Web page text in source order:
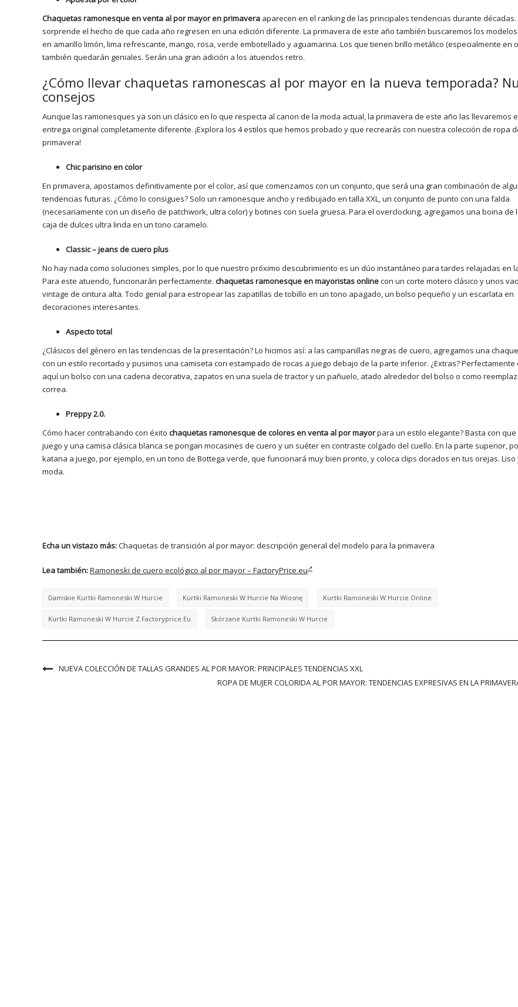
Chaquetas ramonesque en venta al por mayor en primavera aparecen en el ranking de las principales tendencias durante décadas.
sorprende el hecho de que cada año regresen en una edición diferente. La primavera de este año también buscaremos los
en amarillo limón, lima refrescante, mango, rosa, verde embotellado y aguamarina. Los que tienen brillo metálico (especialmente en
también quedarán geniales. Serán una gran adición a los atuendos retro.
¿Cómo llevar chaquetas ramonescas al por mayor en la nueva temporada?
consejos
Aunque las ramonesques ya son un clásico en lo que respecta al canon de la moda actual, la primavera de este año las llevaremos
entrega original completamente diferente. ¡Explora los 4 estilos que hemos probado y que recrearás con nuestra colección de ropa
primavera!
Chic parisino en color
En primavera, apostamos definitivamente por el color, así que comenzamos con un conjunto, que será una gran combinación de
tendencias futuras. ¿Cómo lo consigues? Solo un ramonesque ancho y redibujado en talla XXL, un conjunto de punto con una falda
(necesariamente con un diseño de patchwork, ultra color) y botines con suela gruesa. Para el overclocking, agregamos una boina de
caja de dulces ultra linda en un tono caramelo.
Classic – jeans de cuero plus
No hay nada como soluciones simples, por lo que nuestro próximo descubrimiento es un dúo instantáneo para tardes relajadas en
Para este atuendo, funcionarán perfectamente. chaquetas ramonesque en mayoristas onlinecon un corte motero clásico y unos
vintage de cintura alta. Todo genial para estropear las zapatillas de tobillo en un tono apagado, un bolso pequeño y un escarlata en
decoraciones interesantes.
Aspecto total
¿Clásicos del género en las tendencias de la presentación? Lo hicimos así: a las campanillas negras de cuero, agregamos una
con un estilo recortado y pusimos una camiseta con estampado de rocas a juego debajo de la parte inferior. ¿Extras? Perfectamente
aquí un bolso con una cadena decorativa, zapatos en una suela de tractor y un pañuelo, atado alrededor del bolso o como
correa.
Preppy 2.0.
Cómo hacer contrabando con éxito chaquetas ramonesque de colores en venta al por mayorpara un estilo elegante? Basta con
juego y una camisa clásica blanca se pongan mocasines de cuero y un suéter en contraste colgado del cuello. En la parte superior,
katana a juego, por ejemplo, en un tono de Bottega verde, que funcionará muy bien pronto, y coloca clips dorados en tus orejas. Liso
moda.
Echa un vistazo más:Chaquetas de transición al por mayor: descripción general del modelo para la primavera
Lea también:Ramoneski de cuero ecológico al por mayor – FactoryPrice.eu
Damskie Kurtki Ramoneski W Hurcie Kurtki Ramoneski W Hurcie Na Wiosnę Kurtki Ramoneski W Hurcie Online
Kurtki Ramoneski W Hurcie Z Factoryprice.eu Skórzane Kurtki Ramoneski W Hurcie
NUEVA COLECCIÓN DE TALLAS GRANDES AL POR MAYOR: PRINCIPALES TENDENCIAS XXL
ROPA DE MUJER COLORIDA AL POR MAYOR: TENDENCIAS EXPRESIVAS EN LA